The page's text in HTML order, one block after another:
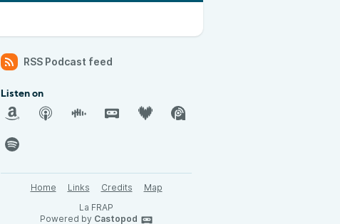
RSS Podcast feed
Listen on
Home Links Credits
Map
La FRAP
Powered by Castopod